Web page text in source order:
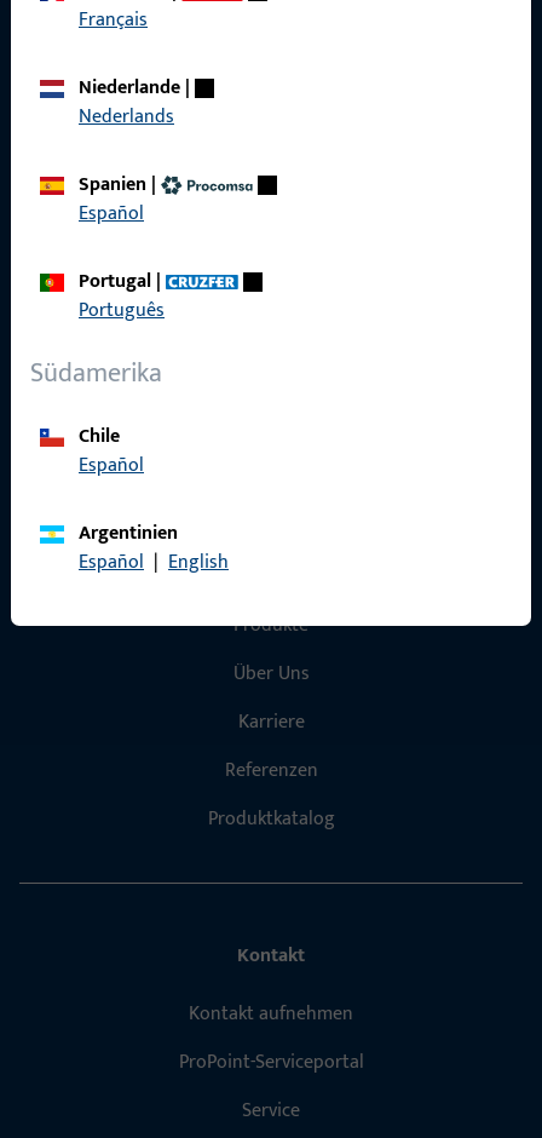
Français
Niederlande|
Nederlands
Spanien |
Español
Portugal|
Português
Südamerika
Chile
Español
Argentinien
Español | English
Allgemeines
Schnelleinstieg
Produkte
Über Uns
Karriere
Referenzen
Produktkatalog
Kontakt
Kontakt aufnehmen
ProPoint-Serviceportal
Service